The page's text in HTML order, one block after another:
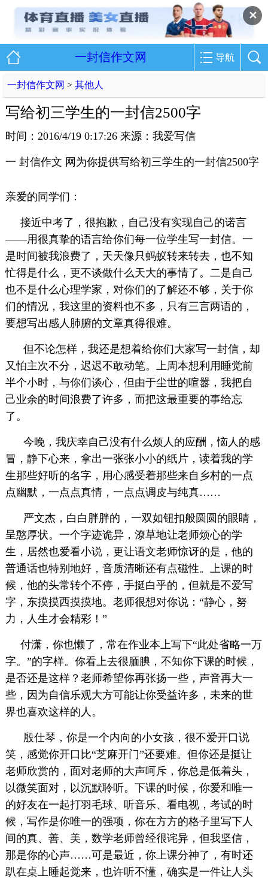
✕
一封信作文网 导航
一封信作文网 >其他人
写给初三学生的一封信2500字
时间：2016/4/19 0:17:26 来源：我爱写信
一 封信作文 网为你提供写给初三学生的一封信2500字
亲爱的同学们：
接近中考了，很抱歉，自己没有实现自己的诺言
——用很真挚的语言给你们每一位学生写一封信。一
是时间被我浪费了，天天像只蚂蚁转来转去，也不知
忙得是什么，更不谈做什么天大的事情了。二是自己
也不是什么心理学家，对你们的了解还不够，关于你
们的情况，我这里的资料也不多，只有三言两语的，
要想写出感人肺腑的文章真得很难。
但不论怎样，我还是想着给你们大家写一封信，却
又怕主次不分，迟迟不敢动笔。上周本想利用睡觉前
半个小时，与你们谈心，但由于尘世的喧嚣，我把自
己业余的时间浪费了许多，而把这最重要的事给忘
了。
今晚，我庆幸自己没有什么烦人的应酬，恼人的感
冒，静下心来，拿出一张张小小的纸片，读着我的学
生那些好听的名字，用心感受着那些来自乡村的一点
点幽默，一点点真情，一点点调皮与纯真……
严文杰，白白胖胖的，一双如钮扣般圆圆的眼睛，
呈憨厚状。一个字迹诡异，潦草地让老师烦心的学
生，居然也爱看小说，更让语文老师惊讶的是，他的
普通话也特别地好，音质清晰还有点磁性。上课的时
候，他的头常转个不停，手挺白乎的，但就是不爱写
字，东摸摸西摸摸地。老师很想对你说：“静心，努
力，人生才会精彩！”
付潇，你也懒了，常在作业本上写下“此处省略一万
字。”的字样。你看上去很腼腆，不知你下课的时候，
是否还是这样？老师希望你再张扬一些，声音再大一
些，因为自信乐观大方可能让你受益许多，未来的世
界也喜欢这样的人。
殷仕琴，你是一个内向的小女孩，很不爱开口说
笑，感觉你开口比“芝麻开门”还要难。但你还是挺让
老师欣赏的，面对老师的大声呵斥，你总是低着头，
以微笑面对，以沉默聆听。下课的时候，你爱和唯一
的好友在一起打羽毛球、听音乐、看电视，考试的时
候，写作是你唯一的强项，你在方方的格子里写下人
间的真、善、美，数学老师曾经很诧异，但我坚信，
那是你的心声……可是最近，你上课分神了，有时还
趴在桌上睡起觉来，也许听不懂，确实是一件让人头